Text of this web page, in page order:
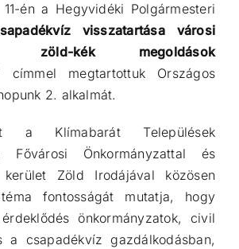
én a Hegyvidéki Polgármesteri
visszatartása városi
zöld-kék megoldások
címmel megtartottuk Országos
2. alkalmát.
a Klímabarát Települések
Fővárosi Önkormányzattal és
Zöld Irodájával közösen
fontosságát mutatja, hogy
önkormányzatok, civil
a csapadékvíz gazdálkodásban,